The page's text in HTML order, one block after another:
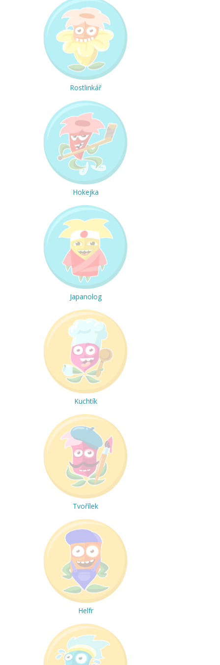
Rostlinkář
Hokejka
Japanolog
Kuchtík
Tvořílek
Helfr